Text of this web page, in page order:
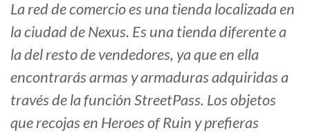
La red de comercio es una tienda localizada en
la ciudad de Nexus. Es una tienda diferente a
la del resto de vendedores, ya que en ella
encontrarás armas y armaduras adquiridas a
través de la función StreetPass. Los objetos
que recojas en Heroes of Ruin y prefieras